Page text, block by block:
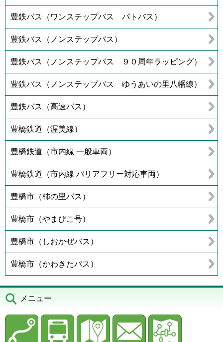
豊鉄バス（ワンステップバス パトバス）
豊鉄バス（ノンステップバス）
豊鉄バス（ノンステップバス ９０周年ラッピング）
豊鉄バス（ノンステップバス ゆうあいの里八幡線）
豊鉄バス（高速バス）
豊橋鉄道（渥美線）
豊橋鉄道（市内線 一般車両）
豊橋鉄道（市内線 バリアフリー対応車両）
豊橋市（柿の里バス）
豊橋市（やまびこ号）
豊橋市（しおかぜバス）
豊橋市（かわきたバス）
メニュー